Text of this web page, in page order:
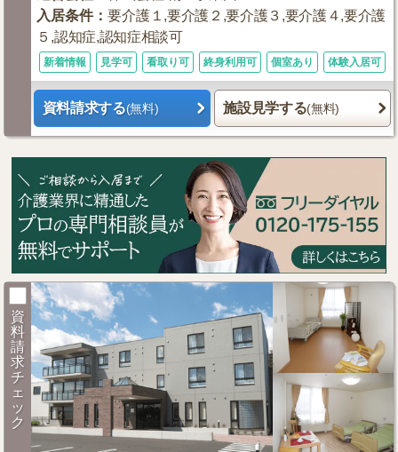
入居条件：要介護１,要介護２,要介護３,要介護４,要介護
５,認知症,認知症相談可
新着情報 見学可 看取り可 終身利用可 個室あり 体験入居可
資料請求する(無料) 施設見学する(無料)
資
料
請
求
チ
ェ
ッ
ク